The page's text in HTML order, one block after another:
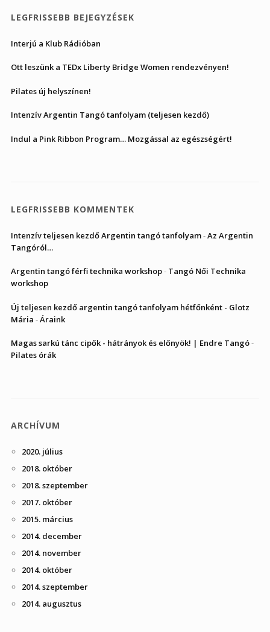
LEGFRISSEBB BEJEGYZÉSEK
Interjú a Klub Rádióban
Ott leszünk a TEDx Liberty Bridge Women rendezvényen!
Pilates új helyszínen!
Intenzív Argentin Tangó tanfolyam (teljesen kezdő)
Indul a Pink Ribbon Program… Mozgással az egészségért!
LEGFRISSEBB KOMMENTEK
Intenzív teljesen kezdő Argentin tangó tanfolyam-Az Argentin
Tangóról…
Argentin tangó férfi technika workshop- Tangó Női Technika
workshop
Új teljesen kezdő argentin tangó tanfolyam hétfőnként - Glotz
Mária -Áraink
Magas sarkú tánc cipők - hátrányok és előnyök! | Endre Tangó-
Pilates órák
ARCHÍVUM
2020. július
2018. október
2018. szeptember
2017. október
2015. március
2014. december
2014. november
2014. október
2014. szeptember
2014. augusztus